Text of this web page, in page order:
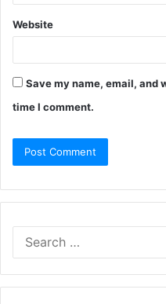
Website
Save my name, email, and
time I comment.